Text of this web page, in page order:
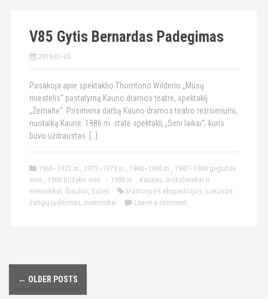
V85 Gytis Bernardas Padegimas
2019-01-05
Pasakoja apie spektaklio Thorntono Wilderio „Mūsų
miestelis“ pastatymą Kauno dramos teatre, spektaklį
„Žemaitė“. Prisimena darbą Kauno dramos teatro režisieriumi,
nuotaiką Kaune. 1986 m. statė spektaklį „Seni laikai“, kuris
buvo uždraustas. […]
1966–1972 m., 1973–1979 m., 1980–1986 m., 1987–1988 gegužės
mėn., 1988 birželio mėn. – 1989 m. , Kaunas, mokslininkai ir
menininkai, Šiauliai, žalieji kraštotyros ekspedicijos, Lietuvos
žaliųjų judėjimas, menininkai Leave a comment
P← OLDER POSTS